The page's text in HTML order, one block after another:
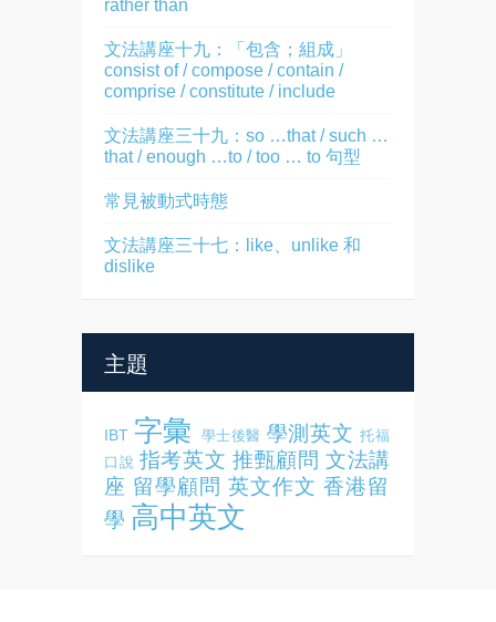
rather than
文法講座十九：「包含；組成」
consist of / compose / contain /
comprise / constitute / include
文法講座三十九：so …that / such …
that / enough …to / too … to 句型
常見被動式時態
文法講座三十七：like、unlike 和
dislike
主題
IBT 字彙 學士後醫 學測英文 托福
口說 指考英文 推甄顧問 文法講
座 留學顧問 英文作文 香港留
學 高中英文